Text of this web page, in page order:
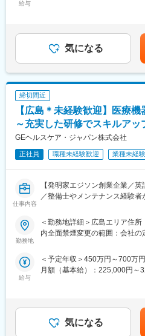
容の分析や成長可能性の評価(
当該企業様の課題解決や今後
役割を正確に見定めたうえで
・・・・・・・・・・・・・・
変更の範囲：本文参照
の会社です。
・販売方法の核：代理店・パ
・事業者向け（中心）：代理
・営業の主な業務は、代理店や
会場などでの販売日程の依頼を
整えること。
・また、代理店や販売事業者が
よう、商品知識のレクチャーも
ます
・当社は全７名で、営業4名、
構成されています
することができます
健康の両面から生活の質を高
す。単なる流行商品ではなく
縮溶液）」, 「エアーヴィーナ
する医療用物質生成器）」, 「
「テラファイン健康ジュエリー
給与
気になる
締切間近
【広島＊未経験歓迎】医療
～充実した研修でスキルア
GEヘルスケア・ジャパン株式会社
正社員 職種未経験歓迎 業種未経
仕事内容
【発明家エジソン創業企業／
／整備士やメンテナンス経験
■業務内容：
医療画像診断装置（CT、MRI）
・医療装置の保守 修理、点検
・機器導入後の技術支援や購入
い。
勤務地
＜勤務地詳細＞広島エリア住
内全面禁煙変更の範囲：会社の
給与
＜予定年収＞450万円～700万
月額（基本給）：225,000円～
までも目安の金額であり、選
す。月給（月額）は固定手当
気になる